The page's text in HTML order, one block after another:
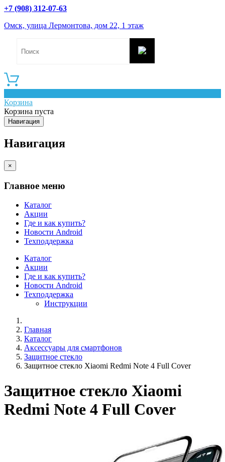
+7 (908) 312-07-63
Омск, улица Лермонтова, дом 22, 1 этаж
Корзина
Корзина пуста
Навигация
Навигация
×
Главное меню
Каталог
Акции
Где и как купить?
Новости Android
Техподдержка
Каталог
Акции
Где и как купить?
Новости Android
Техподдержка
Инструкции
Главная
Каталог
Аксессуары для смартфонов
Защитное стекло
Защитное стекло Xiaomi Redmi Note 4 Full Cover
Защитное стекло Xiaomi
Redmi Note 4 Full Cover